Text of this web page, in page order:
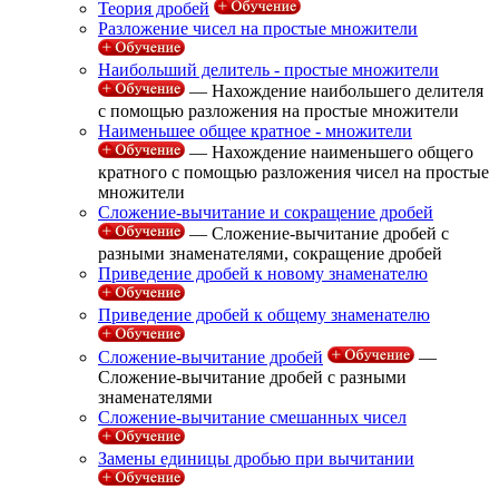
Теория дробей
Разложение чисел на простые множители
Наибольший делитель - простые множители
— Нахождение наибольшего делителя
с помощью разложения на простые множители
Наименьшее общее кратное - множители
— Нахождение наименьшего общего
кратного с помощью разложения чисел на простые
множители
Сложение-вычитание и сокращение дробей
— Сложение-вычитание дробей с
разными знаменателями, сокращение дробей
Приведение дробей к новому знаменателю
Приведение дробей к общему знаменателю
Сложение-вычитание дробей
—
Сложение-вычитание дробей с разными
знаменателями
Сложение-вычитание смешанных чисел
Замены единицы дробью при вычитании